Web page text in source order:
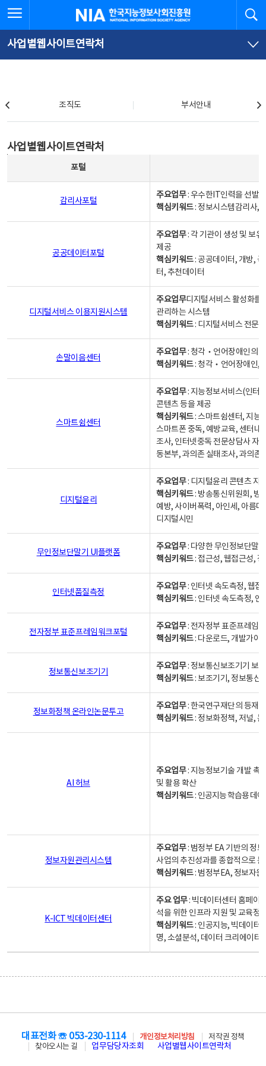
문
로
가
체
뉴
바
가
한국지능정보사회진흥원
사업별웹사이트연락처
조직도 부서안내
사업별웹사이트연락처
포털
감리사포털
주요업무: 우수한IT인력을 선발
핵심키워드: 정보시스템감리사,
공공데이터포털
주요업무: 각 기관이 생성 및 보
제공
핵심키워드: 공공데이터, 개방,
터, 추천데이터
디지털서비스 이용지원시스템
주요업무디지털서비스 활성화를
관리하는 시스템
핵심키워드: 디지털서비스 전문
손말이음센터
주요업무: 청각‧언어장애인의
핵심키워드: 청각‧언어장애인,
스마트쉼센터
주요업무: 지능정보서비스(인터
콘텐츠 등을 제공
핵심키워드: 스마트쉼센터, 지능
스마트폰 중독, 예방교육, 센터내
조사, 인터넷중독 전문상담사 자
동본부, 과의존 실태조사, 과의존
디지털윤리
주요업무: 디지털윤리 콘텐츠 지
핵심키워드: 방송통신위원회, 방
예방, 사이버폭력, 아인세, 아름
디지털시민
무인정보단말기 UI플랫폼
주요업무: 다양한 무인정보단말
핵심키워드: 접근성, 웹접근성,
인터넷품질측정
주요업무: 인터넷 속도측정, 웹접
핵심키워드: 인터넷 속도측정, 인
전자정부 표준프레임워크포털
주요업무: 전자정부 표준프레임
핵심키워드: 다운로드, 개발가이
정보통신보조기기
주요업무: 정보통신보조기기 보
핵심키워드: 보조기기, 정보통신
정보화정책 온라인논문투고
주요업무: 한국연구재단의 등재
핵심키워드: 정보화정책, 저널,
AI 허브
주요업무: 지능정보기술 개발 촉
및 활용 확산
핵심키워드: 인공지능 학습용 데
정보자원관리시스템
주요업무: 범정부 EA 기반의 정
사업의 추진성과를 종합적으로
핵심키워드: 범정부EA, 정보자
K-ICT 빅데이터센터
주요 업무: 빅데이터센터 홈페이
석을 위한 인프라 지원 및 교육정
핵심키워드: 인공지능, 빅데이터,
명, 소셜분석, 데이터 크리에이터
대표전화 ☏ 053-230-1114 개인정보처리방침
저작권 정책
찾아오시는 길
업무담당자조회 사업별웹사이트연락처